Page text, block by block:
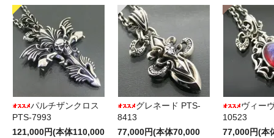
パルチザンクロス
PTS-7993
121,000円(本体110,000
グレネード PTS-
8413
77,000円(本体70,000
ヴィー
10523
77,000円(本